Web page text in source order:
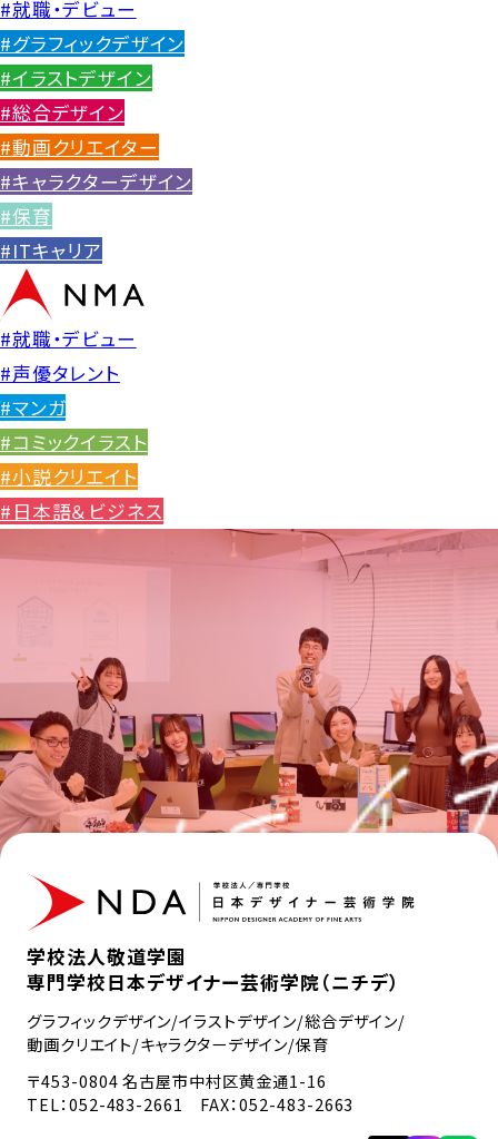
#就職・デビュー
#グラフィックデザイン
#イラストデザイン
#総合デザイン
#動画クリエイター
#キャラクターデザイン
#保育
#ITキャリア
#就職・デビュー
#声優タレント
#マンガ
#コミックイラスト
#小説クリエイト
#日本語＆ビジネス
学校法人敬道学園
専門学校日本デザイナー芸術学院（ニチデ）
グラフィックデザイン/イラストデザイン/総合デザイン/
動画クリエイト/キャラクターデザイン/保育
〒453-0804 名古屋市中村区黄金通1-16
TEL：052-483-2661 FAX：052-483-2663